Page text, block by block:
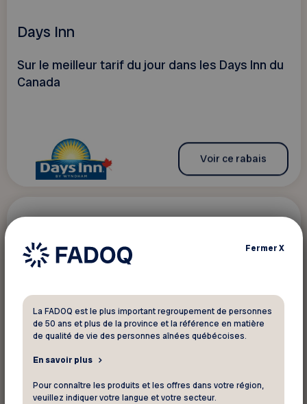
Days Inn
Sur le meilleur tarif du jour dans les Days Inn du
Canada
Voir ce rabais
10 %
Escapades Memphrémagog
10 % de rabais sur une croisière à bord du
bateau Le Grand Cru
Voir ce rabais
FermerX
La FADOQ est le plus important regroupement de personnes
de 50 ans et plus de la province et la référence en matière
de qualité de vie des personnes aînées québécoises.
En savoir plus
Pour connaître les produits et les offres dans votre région,
veuillez indiquer votre langue et votre secteur.